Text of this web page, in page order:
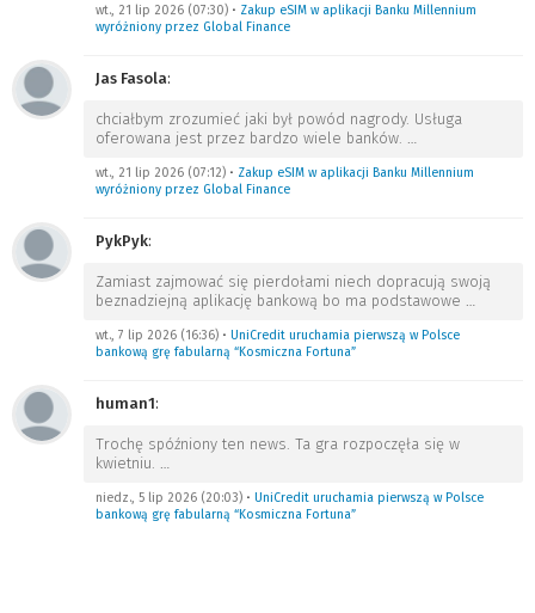
wt., 21 lip 2026 (07:30) • Zakup eSIM w aplikacji Banku Millennium
wyróżniony przez Global Finance
Jas Fasola:
chciałbym zrozumieć jaki był powód nagrody. Usługa
oferowana jest przez bardzo wiele banków. …
wt., 21 lip 2026 (07:12) • Zakup eSIM w aplikacji Banku Millennium
wyróżniony przez Global Finance
PykPyk:
Zamiast zajmować się pierdołami niech dopracują swoją
beznadziejną aplikację bankową bo ma podstawowe …
wt., 7 lip 2026 (16:36) • UniCredit uruchamia pierwszą w Polsce
bankową grę fabularną “Kosmiczna Fortuna”
human1:
Trochę spóźniony ten news. Ta gra rozpoczęła się w
kwietniu. …
niedz., 5 lip 2026 (20:03) • UniCredit uruchamia pierwszą w Polsce
bankową grę fabularną “Kosmiczna Fortuna”